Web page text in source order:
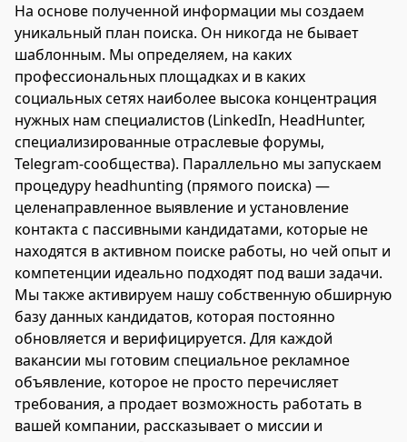
На основе полученной информации мы создаем
уникальный план поиска. Он никогда не бывает
шаблонным. Мы определяем, на каких
профессиональных площадках и в каких
социальных сетях наиболее высока концентрация
нужных нам специалистов (LinkedIn, HeadHunter,
специализированные отраслевые форумы,
Telegram-сообщества). Параллельно мы запускаем
процедуру headhunting (прямого поиска) —
целенаправленное выявление и установление
контакта с пассивными кандидатами, которые не
находятся в активном поиске работы, но чей опыт и
компетенции идеально подходят под ваши задачи.
Мы также активируем нашу собственную обширную
базу данных кандидатов, которая постоянно
обновляется и верифицируется. Для каждой
вакансии мы готовим специальное рекламное
объявление, которое не просто перечисляет
требования, а продает возможность работать в
вашей компании, рассказывает о миссии и